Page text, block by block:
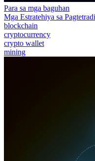
Para sa mga baguhan
Mga Estratehiya sa
blockchain
cryptocurrency
crypto wallet
mining